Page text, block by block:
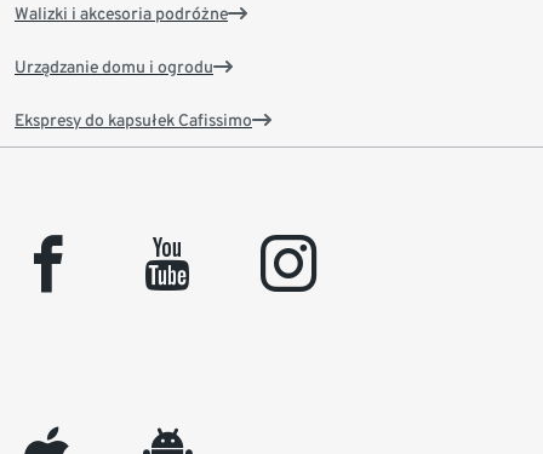
Walizki i akcesoria podróżne
Urządzanie domu i ogrodu
Ekspresy do kapsułek Cafissimo
facebook youtube instagram